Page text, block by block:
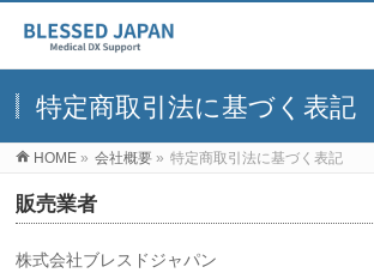
特定商取引法に基づく表記
HOME » 会社概要 » 特定商取引法に基づく表記
販売業者
株式会社ブレスドジャパン